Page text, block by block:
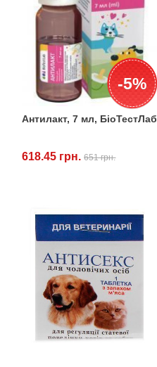
-5%
Антилакт, 7 мл, БіоТестЛаб
618.45 грн.651 грн.